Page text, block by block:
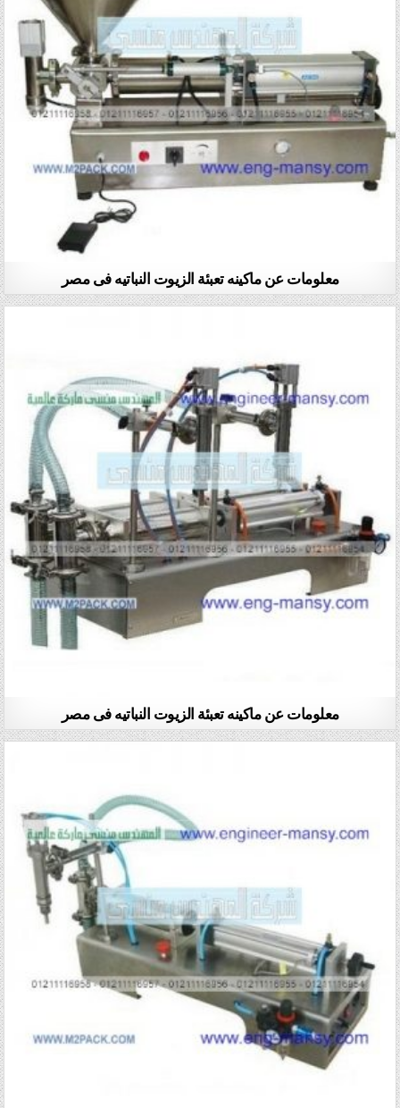
معلومات عن ماكينه تعبئة الزيوت النباتيه فى مصر
معلومات عن ماكينه تعبئة الزيوت النباتيه فى مصر